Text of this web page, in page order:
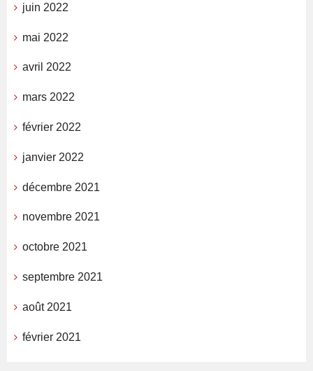
juin 2022
mai 2022
avril 2022
mars 2022
février 2022
janvier 2022
décembre 2021
novembre 2021
octobre 2021
septembre 2021
août 2021
février 2021